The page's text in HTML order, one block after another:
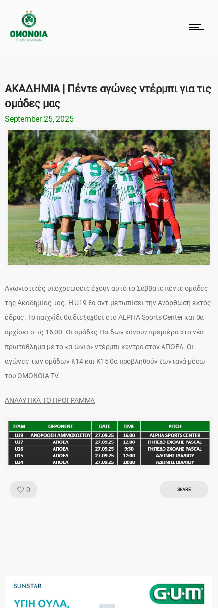
ΑΚΑΔΗΜΙΑ | Πέντε αγώνες ντέρμπι για τις
ομάδες μας
September 25, 2025
Αγωνιστικές υποχρεώσεις έχουν αυτό το Σάββατο πέντε ομάδες
της Ακαδημίας μας. Η U19 θα αντιμετωπίσει την Ανόρθωση εκτός
έδρας. Το παιχνίδι θα διεξαχθεί στο ALPHA Sports Center και θα
αρχίσει στις 16:00. Οι ομάδες Παίδων κάνουν πρεμιέρα στο νέο
πρωτάθλημα με το «αιώνιο» ντέρμπι κόντρα στον ΑΠΟΕΛ. Οι
αγώνες των ομάδων Κ14 και Κ15 θα προβληθούν ζωντανά μέσω
του ΟΜΟΝΟΙΑ TV.
ΑΝΑΛΥΤΙΚΑ ΤΟ ΠΡΟΓΡΑΜΜΑ
0 SHARE